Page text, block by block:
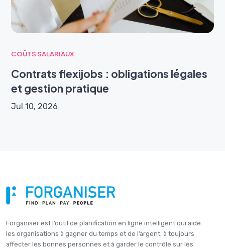
COÛTS SALARIAUX
Contrats flexijobs : obligations légales
et gestion pratique
Jul 10, 2026
Forganiser est l’outil de planification en ligne intelligent qui aide
les organisations à gagner du temps et de l’argent, à toujours
affecter les bonnes personnes et à garder le contrôle sur les